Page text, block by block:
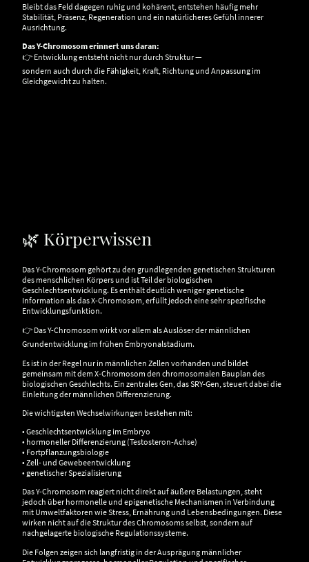
Bleibt das Feld dagegen ruhig und kohärent, entstehen häufig mehr
Stabilität, Präsenz, Regeneration und ein natürlicheres Gefühl innerer
Ausrichtung.
Das Y-Chromosom erinnert uns daran:
👉 Entwicklung entsteht nicht nur durch Struktur —
sondern auch durch die Fähigkeit, Kraft, Richtung und Anpassung im
Gleichgewicht zu halten.
🌿 Körperwissen
Das Y-Chromosom gehört zu den grundlegenden genetischen Strukturen
des menschlichen Körpers und ist Teil der biologischen
Geschlechtsentwicklung. Es enthält deutlich weniger genetische
Information als das X-Chromosom, erfüllt jedoch eine sehr spezifische
Entwicklungsfunktion.
👉 Das Y-Chromosom wirkt vor allem als Auslöser der männlichen
Grundentwicklung im frühen Embryonalstadium.
Es ist in der Regel nur in männlichen Zellen vorhanden und bildet
gemeinsam mit dem X-Chromosom den chromosomalen Bauplan des
biologischen Geschlechts. Ein zentrales Gen, das SRY-Gen, steuert dabei die
Einleitung der männlichen Differenzierung.
Die wichtigsten Wechselwirkungen bestehen mit:
• Geschlechtsentwicklung im Embryo
• hormoneller Differenzierung (Testosteron-Achse)
• Fortpflanzungsbiologie
• Zell- und Gewebeentwicklung
• genetischer Spezialisierung
Das Y-Chromosom reagiert nicht direkt auf äußere Belastungen, steht
jedoch über hormonelle und epigenetische Mechanismen in Verbindung
mit Umweltfaktoren wie Stress, Ernährung und Lebensbedingungen. Diese
wirken nicht auf die Struktur des Chromosoms selbst, sondern auf
nachgelagerte biologische Regulationssysteme.
Die Folgen zeigen sich langfristig in der Ausprägung männlicher